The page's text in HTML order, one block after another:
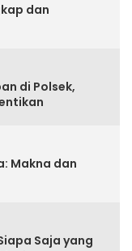
dan
di Polsek,
Makna dan
Saja yang